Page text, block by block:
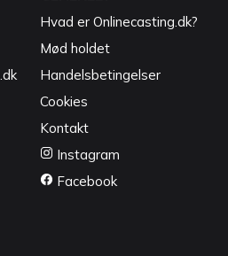
Hvad er Onlinecasting.dk?
Mød holdet
Handelsbetingelser
Cookies
Kontakt
Instagram
Facebook